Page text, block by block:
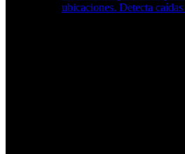
ubicaciones. Detecta